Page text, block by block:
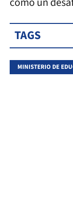
TAGS
MINISTERIO DE